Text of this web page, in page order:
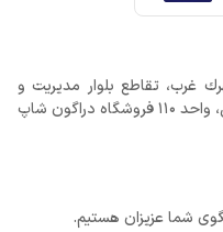
غرب، تقاطع بلوار مدیریت و
شاپ